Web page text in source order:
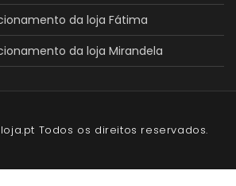
da loja Fátima
da loja Mirandela
Todos os direitos reservados.